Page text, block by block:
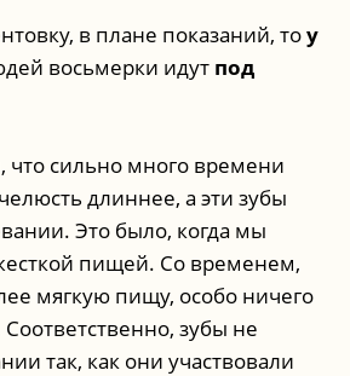
в плане показаний, тоу
восьмерки идут под
что сильно много времени
длиннее, а эти зубы
Это было, когда мы
пищей. Со временем,
мягкую пищу, особо ничего
зубы не
так, как они участвовали